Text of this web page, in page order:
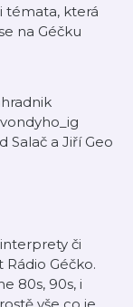
témata, která
na Géčku
Salač a Jiří Geo
či
Rádio Géčko.
80s, 90s, i